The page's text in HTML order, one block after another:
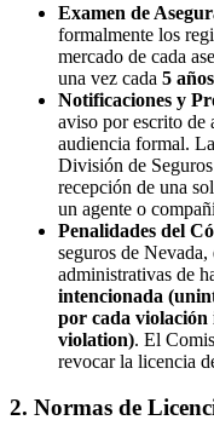
Examen de
formalmente los
mercado de cada
una vez cada 5 años
Notificaciones y
aviso por escrito de
audiencia formal.
División de
recepción de una
un agente o
Penalidades del
seguros de
administrativas de
intencionada
por cada
violation). El
revocar la licencia
2. Normas de